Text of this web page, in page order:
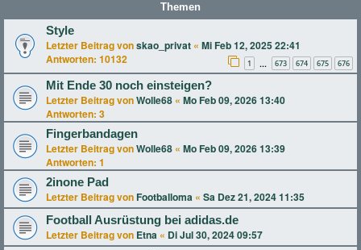
Themen
Style
Letzter Beitrag vonskao_privat « Mi Feb 12, 2025 22:41
Antworten: 10132 1 … 673 674 675 676
Mit Ende 30 noch einsteigen?
Letzter Beitrag vonWolle68 « Mo Feb 09, 2026 13:40
Antworten: 3
Fingerbandagen
Letzter Beitrag vonWolle68 « Mo Feb 09, 2026 13:39
Antworten: 1
2inone Pad
Letzter Beitrag von Footballoma « Sa Dez 21, 2024 11:35
Football Ausrüstung bei adidas.de
Letzter Beitrag von Etna « Di Jul 30, 2024 09:57